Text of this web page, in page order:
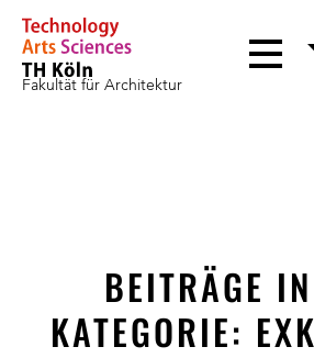
Fakultät für Architektur
BEITRÄGE
KATEGORIE: